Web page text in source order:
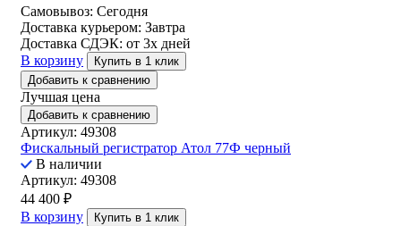
Самовывоз: Сегодня
Доставка курьером: Завтра
Доставка СДЭК: от 3х дней
В корзину
Купить в 1 клик
Добавить к сравнению
Лучшая цена
Добавить к сравнению
Артикул: 49308
Фискальный регистратор Атол 77Ф черный
В наличии
Артикул: 49308
44 400 ₽
В корзину
Купить в 1 клик